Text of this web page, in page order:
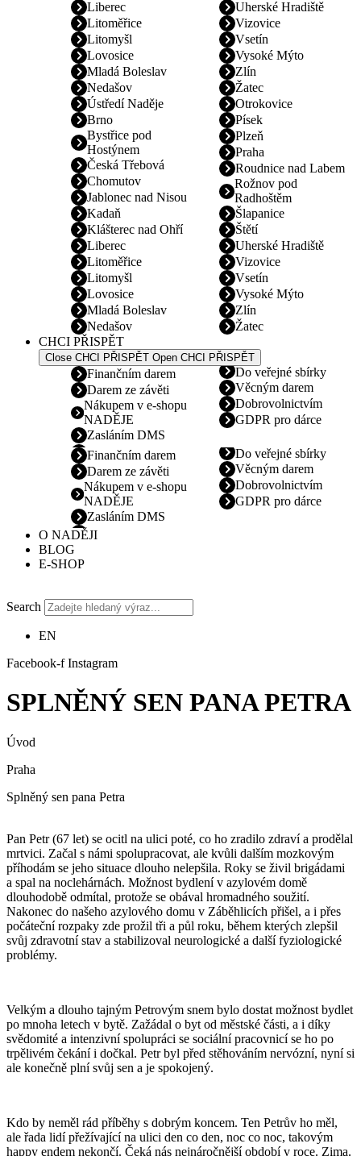
Liberec
Litoměřice
Litomyšl
Lovosice
Mladá Boleslav
Nedašov
Uherské Hradiště
Vizovice
Vsetín
Vysoké Mýto
Zlín
Žatec
Ústředí Naděje
Brno
Bystřice pod
Hostýnem
Česká Třebová
Chomutov
Jablonec nad Nisou
Kadaň
Klášterec nad Ohří
Liberec
Litoměřice
Litomyšl
Lovosice
Mladá Boleslav
Nedašov
Otrokovice
Písek
Plzeň
Praha
Roudnice nad Labem
Rožnov pod
Radhoštěm
Šlapanice
Štětí
Uherské Hradiště
Vizovice
Vsetín
Vysoké Mýto
Zlín
Žatec
CHCI PŘISPĚT
Close CHCI PŘISPĚT Open CHCI PŘISPĚT
Finančním darem
Darem ze závěti
Nákupem v e-shopu
NADĚJE
Zasláním DMS
Do veřejné sbírky
Věcným darem
Dobrovolnictvím
GDPR pro dárce
Finančním darem
Darem ze závěti
Nákupem v e-shopu
NADĚJE
Zasláním DMS
Do veřejné sbírky
Věcným darem
Dobrovolnictvím
GDPR pro dárce
O NADĚJI
BLOG
E-SHOP
Search
EN
Facebook-f Instagram
SPLNĚNÝ SEN PANA PETRA
Úvod
Praha
Splněný sen pana Petra
Pan Petr (67 let) se ocitl na ulici poté, co ho zradilo zdraví a prodělal
mrtvici. Začal s námi spolupracovat, ale kvůli dalším mozkovým
příhodám se jeho situace dlouho nelepšila. Roky se živil brigádami
a spal na noclehárnách. Možnost bydlení v azylovém domě
dlouhodobě odmítal, protože se obával hromadného soužití.
Nakonec do našeho azylového domu v Záběhlicích přišel, a i přes
počáteční rozpaky zde prožil tři a půl roku, během kterých zlepšil
svůj zdravotní stav a stabilizoval neurologické a další fyziologické
problémy.
Velkým a dlouho tajným Petrovým snem bylo dostat možnost bydlet
po mnoha letech v bytě. Zažádal o byt od městské části, a i díky
svědomité a intenzivní spolupráci se sociální pracovnicí se ho po
trpělivém čekání i dočkal. Petr byl před stěhováním nervózní, nyní si
ale konečně plní svůj sen a je spokojený.
Kdo by neměl rád příběhy s dobrým koncem. Ten Petrův ho měl,
ale řada lidí přežívající na ulici den co den, noc co noc, takovým
happy endem nekončí. Čeká nás nejnáročnější období v roce. Zima.